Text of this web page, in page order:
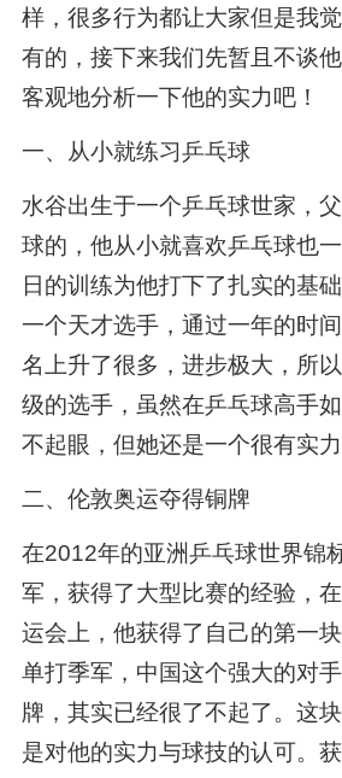
样，很多行为都让大家但是我
有的，接下来我们先暂且不谈
客观地分析一下他的实力吧！
一、从小就练习乒乓球
水谷出生于一个乒乓球世家，
球的，他从小就喜欢乒乓球也
日的训练为他打下了扎实的基
一个天才选手，通过一年的时
名上升了很多，进步极大，所
级的选手，虽然在乒乓球高手
不起眼，但她还是一个很有实力
二、伦敦奥运夺得铜牌
在2012年的亚洲乒乓球世界锦
军，获得了大型比赛的经验，
运会上，他获得了自己的第一
单打季军，中国这个强大的对
牌，其实已经很了不起了。这
是对他的实力与球技的认可。